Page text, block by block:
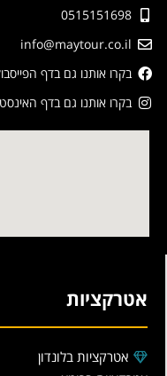
0515151698
info@maytour.co.il
בקרו אותנו גם בדף
בקרו אותנו גם בדף
אטרקציות
אטרקציות בלונדון